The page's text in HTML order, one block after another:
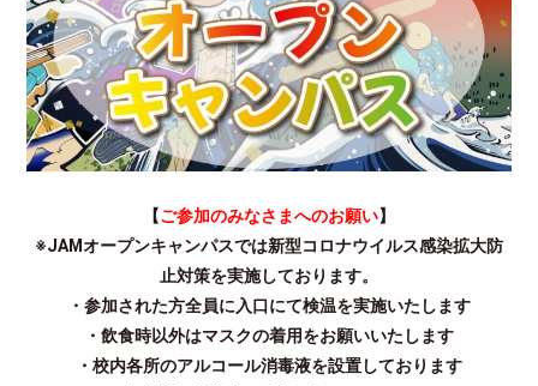
【ご参加のみなさまへのお願い】
※JAMオープンキャンパスでは新型コロナウイルス感染拡大防
止対策を実施しております。
・参加された方全員に入口にて検温を実施いたします
・飲食時以外はマスクの着用をお願いいたします
・校内各所のアルコール消毒液を設置しております